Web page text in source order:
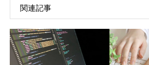
関連記事